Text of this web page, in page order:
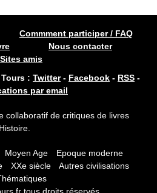
Commment participer / FAQ
Nous contacter
Sites amis
: Twitter- Facebook - RSS -
par email
collaboratif de critiques de livres
Moyen Age
Epoque moderne
XXe siècle
Autres civilisations